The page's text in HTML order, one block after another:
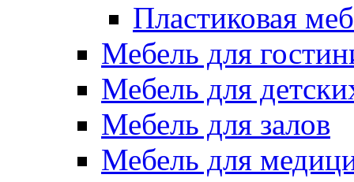
Пластиковая
Мебель для
Мебель для
Мебель для залов
Мебель для